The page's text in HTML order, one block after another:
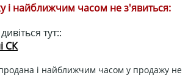
і найближчим часом не з'явиться:
тут::
СК
і найближчим часом у продажу не